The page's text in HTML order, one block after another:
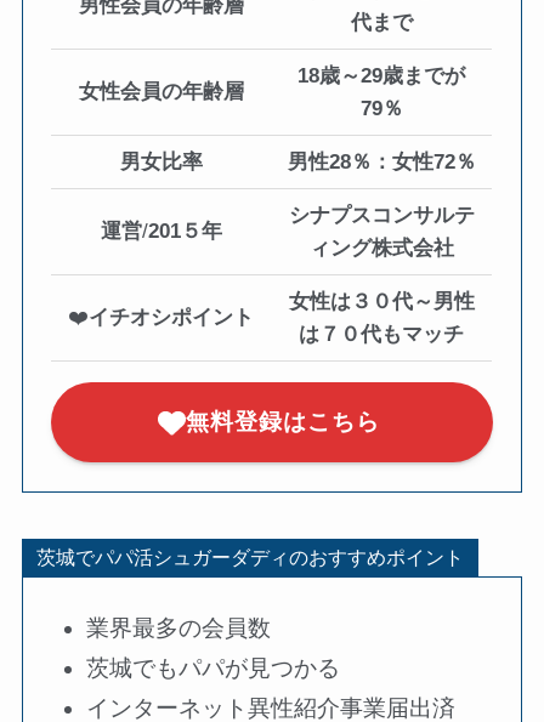
男性会員の年齢層
代まで
女性会員の年齢層
18歳～29歳までが
79％
男女比率 男性28％：女性72％
運営/201５年
シナプスコンサルテ
ィング株式会社
❤️イチオシポイント
女性は３０代～男性
は７０代もマッチ
無料登録はこちら
茨城でパパ活シュガーダディのおすすめポイント
業界最多の会員数
茨城でもパパが見つかる
インターネット異性紹介事業届出済